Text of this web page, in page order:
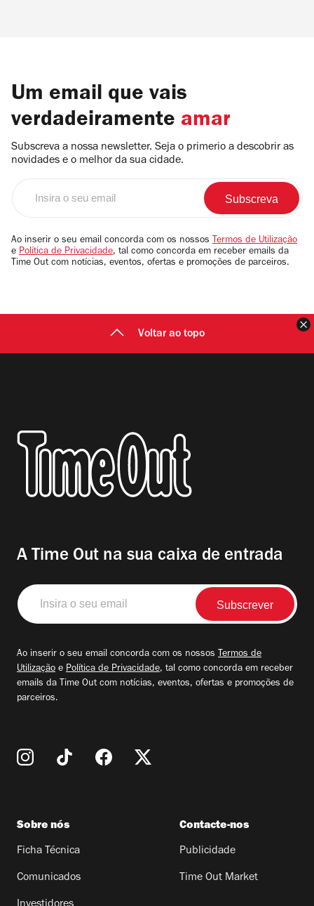
Um email que vais
verdadeiramente amar
Subscreva a nossa newsletter. Seja o primerio a descobrir as
novidades e o melhor da sua cidade.
email
Ao inserir o seu email concorda com os nossos Termos de Utilização
e Política de Privacidade, tal como concorda em receber emails da
Time Out com notícias, eventos, ofertas e promoções de parceiros.
Voltar ao topo
A Time Out na sua caixa de entrada
Insira
o
seu
Ao inserir o seu email concorda com os nossos Termos de
Utilização e Política de Privacidade, tal como concorda em receber
emails da Time Out com notícias, eventos, ofertas e promoções de
parceiros.
Sobre nós
Ficha Técnica
Comunicados
Contacte-nos
Publicidade
Time Out Market